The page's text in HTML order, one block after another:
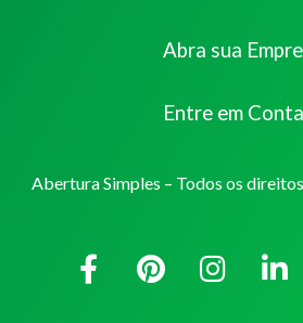
Abra sua
Entre em
Abertura Simples – Todos os